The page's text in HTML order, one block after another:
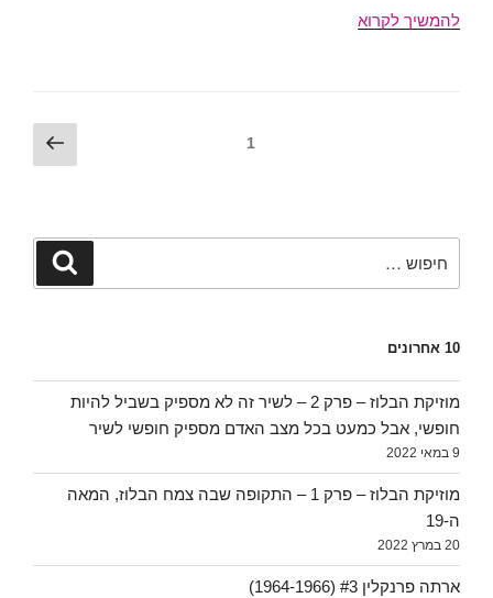
להמשיך לקרוא
עמוד1
עמוד
הבא
חיפוש
10 אחרונים
מוזיקת הבלוז – פרק 2 – לשיר זה לא מספיק בשביל להיות
חופשי, אבל כמעט בכל מצב האדם מספיק חופשי לשיר
9 במאי 2022
מוזיקת הבלוז – פרק 1 – התקופה שבה צמח הבלוז, המאה
ה-19
20 במרץ 2022
ארתה פרנקלין #3 (1964-1966)